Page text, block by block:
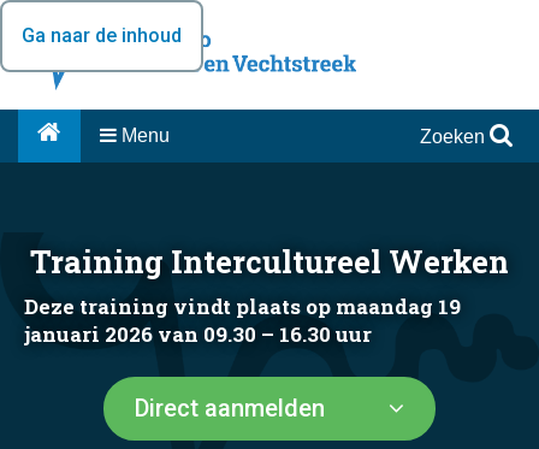
Ga naar de inhoud
Menu Zoeken
Training Intercultureel Werken
Deze training vindt plaats op maandag 19
januari 2026 van 09.30 – 16.30 uur
Direct aanmelden